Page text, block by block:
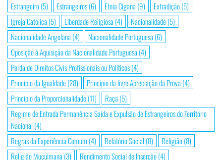
Estrangeiro(5) Estrangeiros(6) Etnia Cigana (9) Extradição(5)
Igreja Católica (5) Liberdade Religiosa (4) Nacionalidade(5)
Nacionalidade Angolana (4) Nacionalidade Portuguesa (6)
Oposição à Aquisição da Nacionalidade Portuguesa (4)
Perda de Direitos Civis Profissionais ou Políticos(4)
Princípio da Igualdade(28) Princípio da livre Apreciação da Prova (4)
Princípio da Proporcionalidade(11) Raça (5)
Regime de Entrada Permanência Saída e Expulsão de Estrangeiros do Território
Nacional (4)
Regras da Experiência Comum (4) Relatório Social (8) Religião(8)
Religião Muçulmana (3) Rendimento Social de Inserção(4)